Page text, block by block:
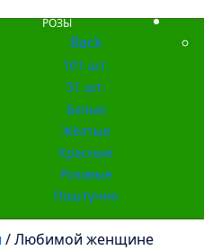
РОЗЫ
Back
101 шт.
51 шт.
Белые
Жёлтые
Красные
Розовые
Поштучно
/ Любимой женщине